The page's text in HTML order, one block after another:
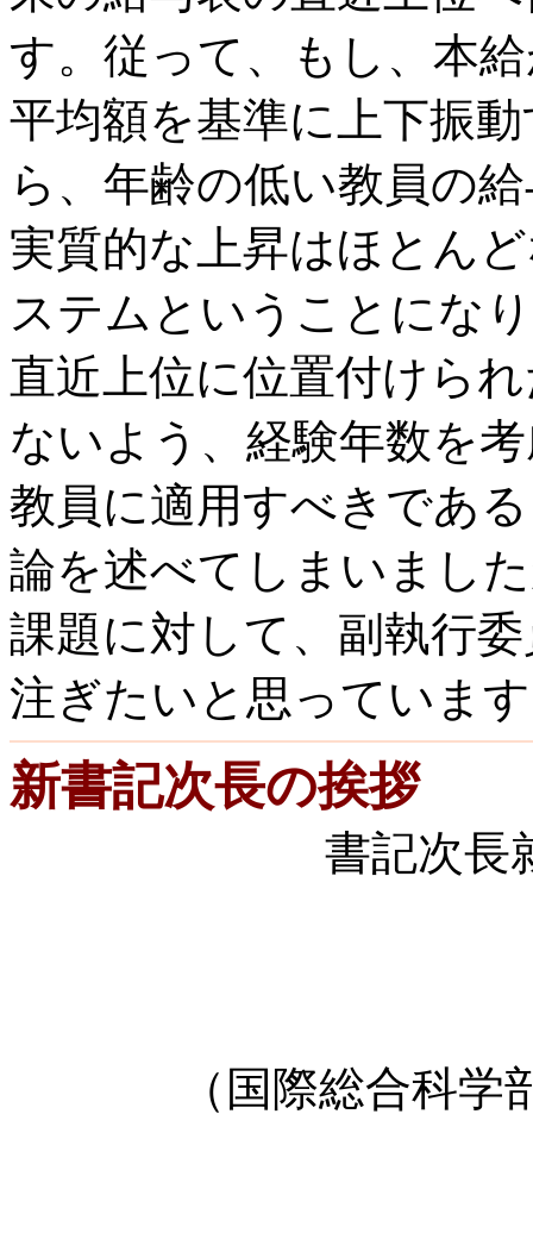
す。従って、もし、本
平均額を基準に上下振
ら、年齢の低い教員の
実質的な上昇はほとん
ステムということにな
直近上位に位置付けら
ないよう、経験年数を
教員に適用すべきであ
論を述べてしまいまし
課題に対して、副執行
注ぎたいと思っていま
新書記次長の挨拶
書記次長
（国際総合科